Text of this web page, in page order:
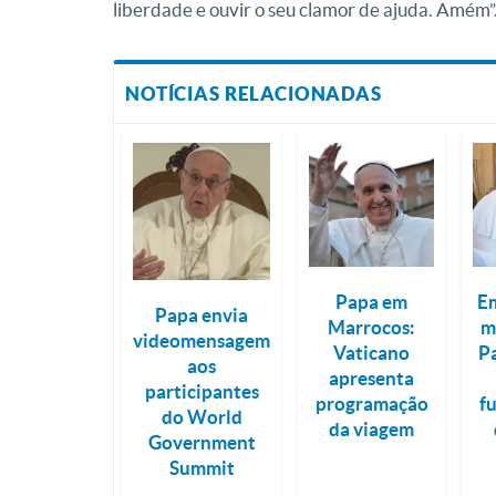
liberdade e ouvir o seu clamor de ajuda.
NOTÍCIAS RELACIONADAS
Papa envia
videomensagem
aos
participantes
do World
Government
Summit
Papa em
Marrocos:
Vaticano
apresenta
programação
da viagem